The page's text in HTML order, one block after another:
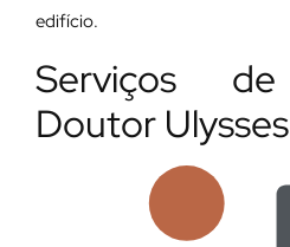
edifício.
Serviços
Doutor